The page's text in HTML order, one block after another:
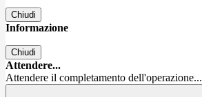
Chiudi
Informazione
Chiudi
Attendere...
Attendere il completamento dell'operazione...